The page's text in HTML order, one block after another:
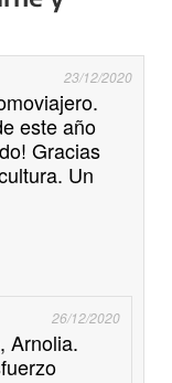
23/12/2020
este año
Gracias
Un
26/12/2020
Arnolia.